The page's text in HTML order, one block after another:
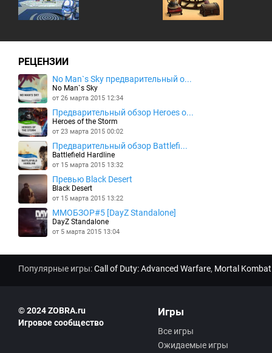
РЕЦЕНЗИИ
No Man`s Sky предварительный о...
No Man`s Sky
от 26 марта 2015 12:34
Предварительный обзор Heroes o...
Heroes of the Storm
от 23 марта 2015 00:02
Предварительный обзор Battlefi...
Battlefield Hardline
от 15 марта 2015 13:32
Превью Black Desert
Black Desert
от 15 марта 2015 13:22
MMOБЗОР#5 [DayZ Standalone]
DayZ Standalone
от 5 марта 2015 13:04
Популярные игры:Call of Duty: Advanced Warfare, Mortal
© 2024 ZOBRA.ru
Игровое сообщество
Игры
Все игры
Ожидаемые игры